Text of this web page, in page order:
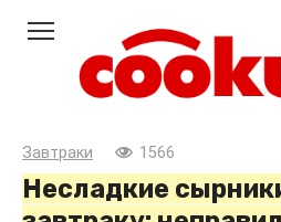
контенту
Завтраки 1566
Несладкие